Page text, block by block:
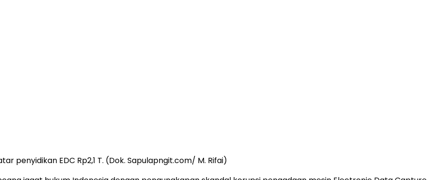
penyidikan EDC Rp2,1 T. (Dok. Sapulapngit.com/ M. Rifai)